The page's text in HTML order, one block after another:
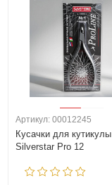
Артикул: 00012245
Кусачки для кутикулы
Silverstar Pro 12